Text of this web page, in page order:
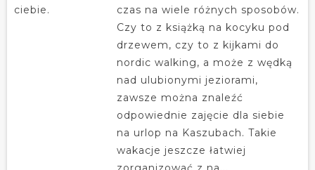
czas na wiele różnych sposobów.
Czy to z książką na kocyku pod
drzewem, czy to z kijkami do
nordic walking, a może z wędką
nad ulubionymi jeziorami,
zawsze można znaleźć
odpowiednie zajęcie dla siebie
na urlop na Kaszubach. Takie
wakacje jeszcze łatwiej